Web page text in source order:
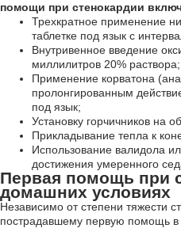
помощи при стенокардии
Трехкратное применение
таблетке под язык с
Внутривенное введение
миллилитров 20% раствора;
Применение корватона
пролонгированным
под язык;
Установку горчичников на
Прикладывание тепла к
Использование валидола
достижения умеренного
Первая помощь при
домашних условиях
Независимо от степени тяжести
пострадавшему первую помощь